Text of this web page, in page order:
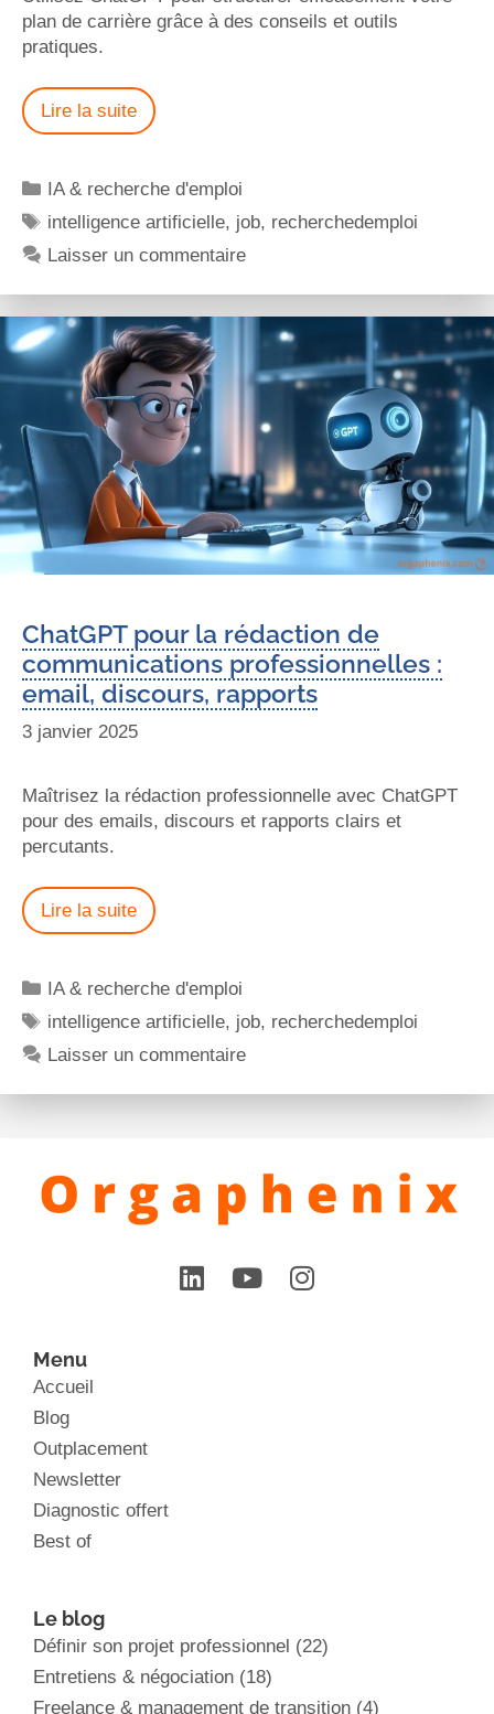
plan de carrière grâce à des conseils et outils
pratiques.
Lire la suite
IA & recherche d'emploi
intelligence artificielle, job, recherchedemploi
Laisser un commentaire
ChatGPT pour la rédaction de
communications professionnelles :
email, discours, rapports
3 janvier 2025
Maîtrisez la rédaction professionnelle avec ChatGPT
pour des emails, discours et rapports clairs et
percutants.
Lire la suite
IA & recherche d'emploi
intelligence artificielle, job, recherchedemploi
Laisser un commentaire
Menu
Accueil
Blog
Outplacement
Newsletter
Diagnostic offert
Best of
Le blog
Définir son projet professionnel (22)
Entretiens & négociation (18)
Freelance & management de transition (4)